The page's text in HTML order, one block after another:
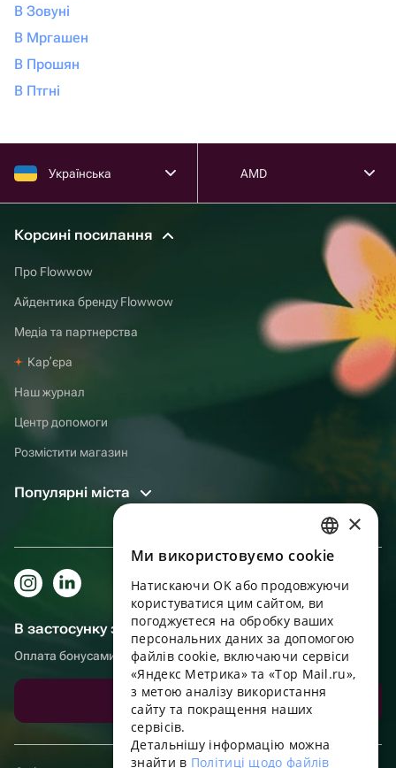
В Зовуні
В Мргашен
В Прошян
В Птгні
Українська AMD
Корсині посилання
Про Flowwow
Айдентика бренду Flowwow
Медіа та партнерства
Карʼєра
Наш журнал
Центр допомоги
Розмістити магазин
Популярні міста
В застосунку зручніше!
Оплата бонусами, самовивіз, зручний чат підтримки
Завантажити додаток
RUSSIAN
ENGLISH
UKRAINIAN
PORTUGUESE
SPANISH
HUNGARIAN
×
Ми використовуємо cookie
Натискаючи OK або продовжуючи
користуватися цим сайтом, ви
погоджуєтеся на обробку ваших
персональних даних за допомогою
файлів cookie, включаючи сервіси
«Яндекс Метрика» та «Top Mail.ru»,
з метою аналізу використання
сайту та покращення наших
сервісів.
Детальнішу інформацію можна
знайти в Політиці щодо файлів